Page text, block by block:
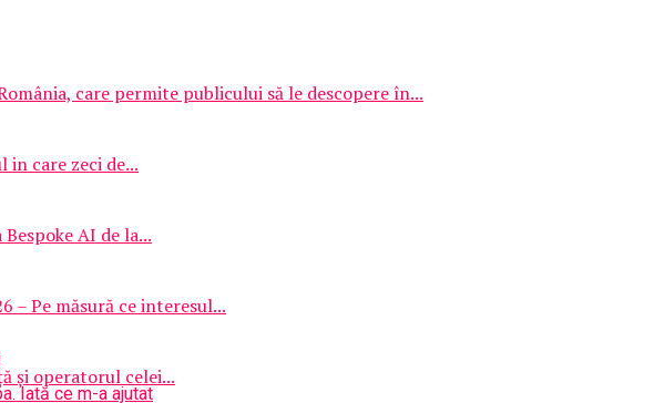
care permite publicului să le descopere în...
care zeci de...
AI de la...
– Pe măsură ce interesul...
și operatorul celei...